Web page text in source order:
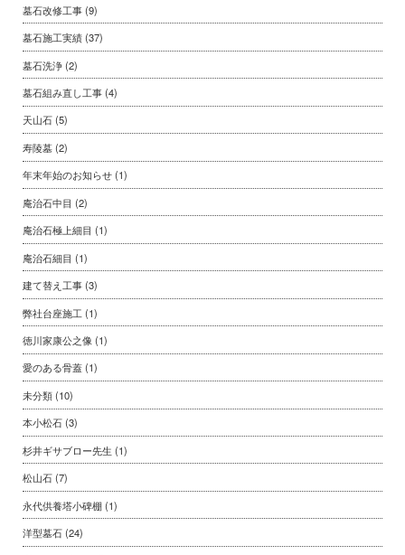
墓石改修工事(9)
墓石施工実績(37)
墓石洗浄(2)
墓石組み直し工事(4)
天山石(5)
寿陵墓(2)
年末年始のお知らせ(1)
庵治石中目 (2)
庵治石極上細目 (1)
庵治石細目 (1)
建て替え工事(3)
弊社台座施工 (1)
徳川家康公之像 (1)
愛のある骨蓋(1)
未分類(10)
本小松石(3)
杉井ギサブロー先生 (1)
松山石(7)
永代供養塔小碑棚(1)
洋型墓石(24)